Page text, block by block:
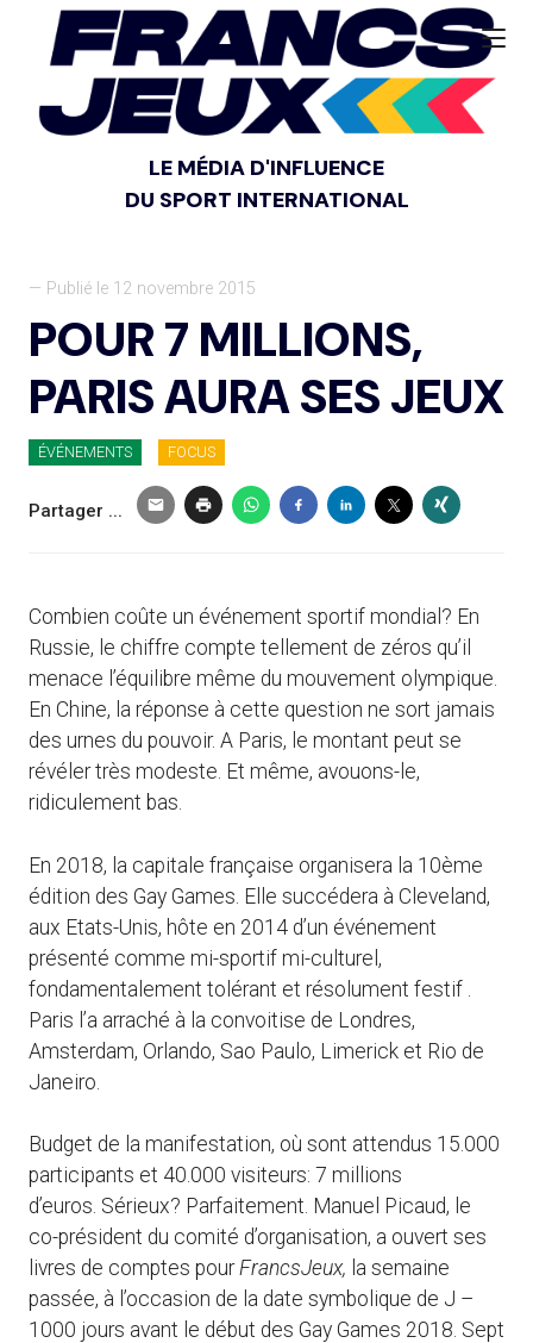
LE MÉDIA D'INFLUENCE
DU SPORT INTERNATIONAL
— Publié le 12 novembre 2015
POUR 7 MILLIONS,
PARIS AURA SES JEUX
ÉVÉNEMENTS FOCUS
Partager ...
Combien coûte un événement sportif mondial? En
Russie, le chiffre compte tellement de zéros qu’il
menace l’équilibre même du mouvement olympique.
En Chine, la réponse à cette question ne sort jamais
des urnes du pouvoir. A Paris, le montant peut se
révéler très modeste. Et même, avouons-le,
ridiculement bas.
En 2018, la capitale française organisera la 10ème
édition des Gay Games. Elle succédera à Cleveland,
aux Etats-Unis, hôte en 2014 d’un événement
présenté comme mi-sportif mi-culturel,
fondamentalement tolérant et résolument festif .
Paris l’a arraché à la convoitise de Londres,
Amsterdam, Orlando, Sao Paulo, Limerick et Rio de
Janeiro.
Budget de la manifestation, où sont attendus 15.000
participants et 40.000 visiteurs: 7 millions
d’euros. Sérieux? Parfaitement. Manuel Picaud, le
co-président du comité d’organisation, a ouvert ses
livres de comptes pourFrancsJeux, la semaine
passée, à l’occasion de la date symbolique de J –
1000 jours avant le début des Gay Games 2018. Sept